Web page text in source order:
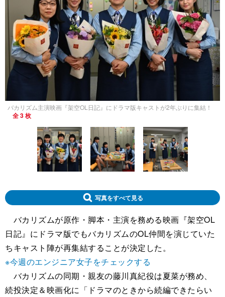
バカリズム主演映画『架空OL日記』にドラマ版キャストが2年ぶりに集結！
全 3 枚
写真をすべて見る
バカリズムが原作・脚本・主演を務める映画『架空OL
日記』にドラマ版でもバカリズムのOL仲間を演じていた
ちキャスト陣が再集結することが決定した。
※今週のエンジニア女子をチェックする
バカリズムの同期・親友の藤川真紀役は夏菜が務め、
続投決定＆映画化に「ドラマのときから続編できたらい